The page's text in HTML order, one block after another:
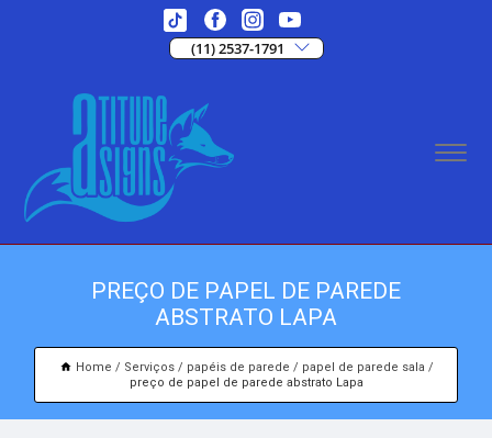
(11) 2537-1791
PREÇO DE PAPEL DE PAREDE
ABSTRATO LAPA
Home Serviços papéis de parede
papel de parede sala
preço de papel de parede abstrato Lapa